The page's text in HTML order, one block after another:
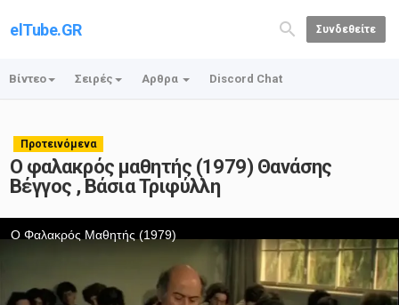
elTube.GR Συνδεθείτε
Βίντεο Σειρές Αρθρα Discord Chat
Προτεινόμενα
Ο φαλακρός μαθητής (1979) Θανάσης
Βέγγος , Βάσια Τριφύλλη